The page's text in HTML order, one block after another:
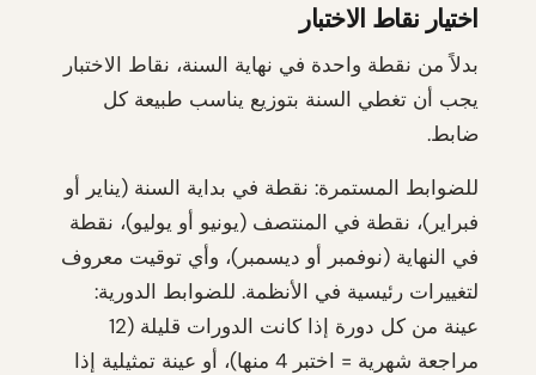
اختيار نقاط الاختبار
بدلاً من نقطة واحدة في نهاية السنة، نقاط الاختبار
يجب أن تغطي السنة بتوزيع يناسب طبيعة كل
ضابط.
للضوابط المستمرة: نقطة في بداية السنة (يناير أو
فبراير)، نقطة في المنتصف (يونيو أو يوليو)، نقطة
في النهاية (نوفمبر أو ديسمبر)، وأي توقيت معروف
لتغييرات رئيسية في الأنظمة. للضوابط الدورية:
عينة من كل دورة إذا كانت الدورات قليلة (12
مراجعة شهرية = اختبر 4 منها)، أو عينة تمثيلية إذا